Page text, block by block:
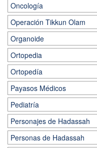
Oncología
Operación Tikkun Olam
Organoide
Ortopedia
Ortopedía
Payasos Médicos
Pediatría
Personajes de Hadassah
Personas de Hadassah